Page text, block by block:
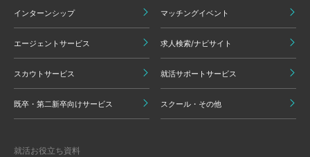
インターンシップ マッチングイベント
エージェントサービス 求人検索/ナビサイト
スカウトサービス 就活サポートサービス
既卒・第二新卒向けサービス スクール・その他
就活お役立ち資料